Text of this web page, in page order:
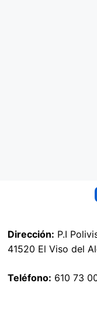
Dirección: P.I
41520 El Viso del
Teléfono: 610 73